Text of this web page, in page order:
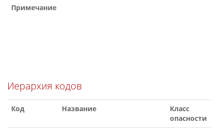
Примечание
Иерархия кодов
Код Название
Класс
опасности